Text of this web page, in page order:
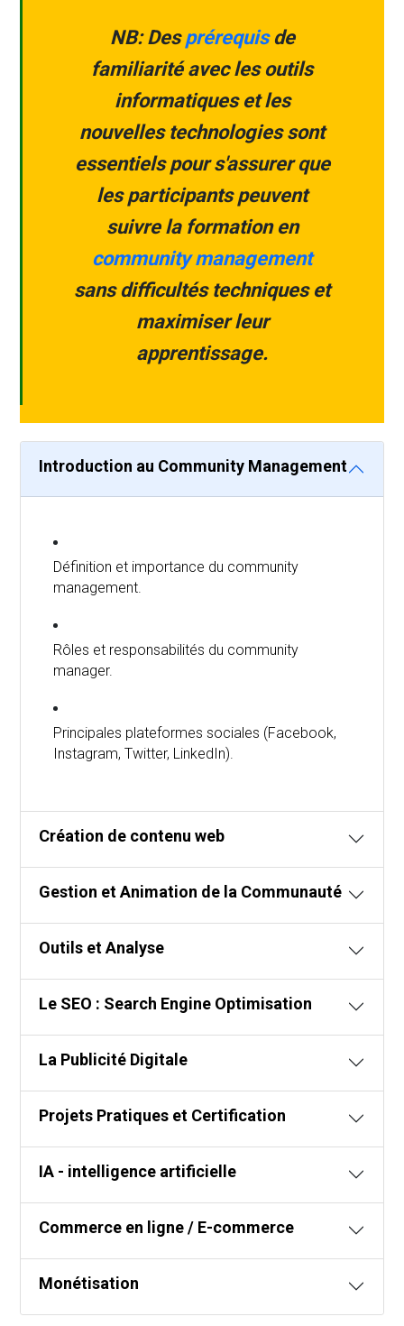
NB: Desprérequisde
familiarité avec les outils
informatiques et les
nouvelles technologies sont
essentiels pour s'assurer que
les participants peuvent
suivre la formation en
community management
sans difficultés techniques et
maximiser leur
apprentissage.
Introduction au Community Management
Définition et importance du community
management.
Rôles et responsabilités du community
manager.
Principales plateformes sociales (Facebook,
Instagram, Twitter, LinkedIn).
Création de contenu web
Gestion et Animation de la Communauté
Outils et Analyse
Le SEO : Search Engine Optimisation
La Publicité Digitale
Projets Pratiques et Certification
IA - intelligence artificielle
Commerce en ligne / E-commerce
Monétisation